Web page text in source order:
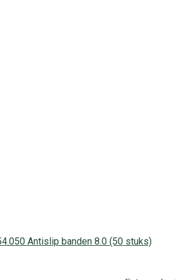
Antislip banden 8.0 (50 stuks)